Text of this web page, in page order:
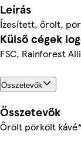
Leírás
Ízesített, őrölt,
Külső cégek
FSC, Rainforest
Összetevők
Összetevők
Őrölt pörkölt